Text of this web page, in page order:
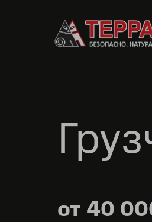
от 40